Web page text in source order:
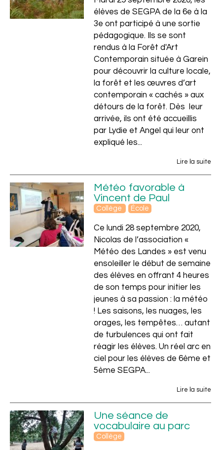
élèves de SEGPA de la 6e à la
3e ont participé à une sortie
pédagogique. Ils se sont
rendus à la Forêt d'Art
Contemporain située à Garein
pour découvrir la culture locale,
la forêt et les œuvres d’art
contemporain « cachés » aux
détours de la forêt. Dès leur
arrivée, ils ont été accueillis
par Lydie et Angel qui leur ont
expliqué les...
Lire la suite
Météo favorable à
Vincent de Paul
Collège École
Ce lundi 28 septembre 2020,
Nicolas de l’association «
Météo des Landes » est venu
ensoleiller le début de semaine
des élèves en offrant 4 heures
de son temps pour initier les
jeunes à sa passion : la météo
! Les saisons, les nuages, les
orages, les tempêtes… autant
de turbulences qui ont fait
réagir les élèves. Un réel arc en
ciel pour les élèves de 6ème et
5ème SEGPA...
Lire la suite
Une séance de
vocabulaire au parc
Collège